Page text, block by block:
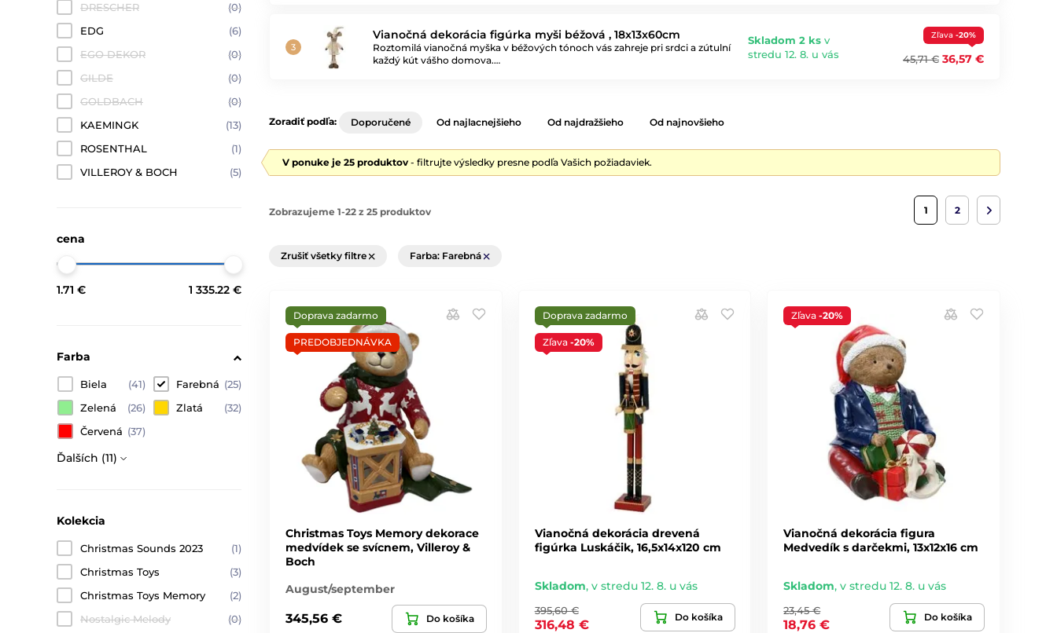
Vianočná dekorácia figúrka myši béžová , 18x13x60cm
Roztomilá vianočná myška v béžových tónoch vás zahreje pri srdci a zútulní
každý kút vášho domova.…
Skladom 2 ks v
stredu 12. 8. u vás
Zľava -20%
45,71 € 36,57 €
DRESCHER
(0)
EDG
(6)
EGO DEKOR
(0)
GILDE
(0)
GOLDBACH
(0)
KAEMINGK
(13)
ROSENTHAL
(1)
VILLEROY & BOCH
(5)
cena
1.71 € 1 335.22 €
Farba
Biela (41) Farebná (25)
Zelená
(26) Zlatá
(32)
Červená (37)
Ďalších (11)
Kolekcia
Christmas Sounds 2023
(1)
Christmas Toys
(3)
Christmas Toys Memory
(2)
Nostalgic Melody
(0)
Zoradiť podľa: Doporučené Od najlacnejšieho Od najdražšieho Od najnovšieho
V ponuke je 25 produktov - filtrujte výsledky presne podľa Vašich požiadaviek.
Zobrazujeme 1-22 z 25 produktov 1 2
Zrušiť všetky filtre Farba: Farebná
Doprava zadarmo
PREDOBJEDNÁVKA
Christmas Toys Memory dekorace
medvídek se svícnem, Villeroy &
Boch
August/september
345,56 € Do košíka
Doprava zadarmo
Zľava -20%
Vianočná dekorácia drevená
figúrka Luskáčik, 16,5x14x120 cm
Skladom, v stredu 12. 8. u vás
395,60 €
316,48 €
Do košíka
Zľava-20%
Vianočná dekorácia figura
Medvedík s darčekmi, 13x12x16 cm
Skladom,v stredu 12. 8. u vás
23,45 €
18,76 €
Do košíka